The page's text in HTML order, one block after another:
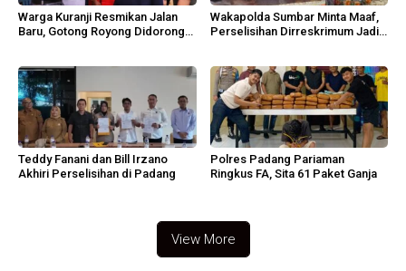
Warga Kuranji Resmikan Jalan
Baru, Gotong Royong Didorong
Wakapolda Sumbar Minta Maaf,
Perselisihan Dirreskrimum Jadi
Teddy Fanani dan Bill Irzano
Akhiri Perselisihan di Padang
Polres Padang Pariaman
Ringkus FA, Sita 61 Paket Ganja
View More